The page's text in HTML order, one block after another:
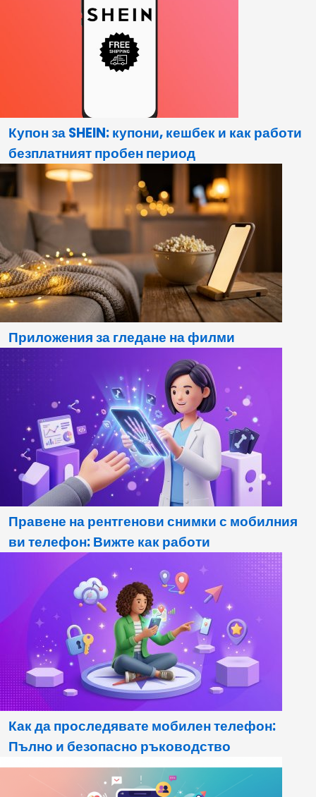
Купон за SHEIN: купони, кешбек и как работи
безплатният пробен период
Приложения за гледане на филми
Правене на рентгенови снимки с мобилния
ви телефон: Вижте как работи
Как да проследявате мобилен телефон:
Пълно и безопасно ръководство